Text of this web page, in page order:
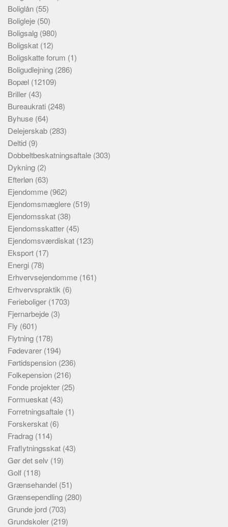
Boliglån (55)
Boligleje (50)
Boligsalg (980)
Boligskat (12)
Boligskatte forum (1)
Boligudlejning (286)
Bopæl (12109)
Briller (43)
Bureaukrati (248)
Byhuse (64)
Delejerskab (283)
Deltid (9)
Dobbeltbeskatningsaftale (303)
Dykning (2)
Efterløn (63)
Ejendomme (962)
Ejendomsmæglere (519)
Ejendomsskat (38)
Ejendomsskatter (45)
Ejendomsværdiskat (123)
Eksport (17)
Energi (78)
Erhvervsejendomme (161)
Erhvervspraktik (6)
Ferieboliger (1703)
Fjernarbejde (3)
Fly (601)
Flytning (178)
Fødevarer (194)
Førtidspension (236)
Folkepension (216)
Fonde projekter (25)
Formueskat (43)
Forretningsaftale (1)
Forskerskat (6)
Fradrag (114)
Fraflytningsskat (43)
Gør det selv (19)
Golf (118)
Grænsehandel (51)
Grænsependling (280)
Grunde jord (703)
Grundskoler (219)